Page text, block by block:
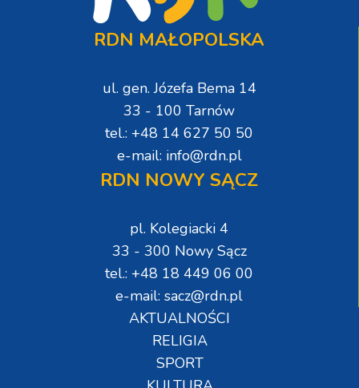
RDN MAŁOPOLSKA
ul. gen. Józefa Bema 14
33 - 100 Tarnów
tel.: +48 14 627 50 50
e-mail: info@rdn.pl
RDN NOWY SĄCZ
pl. Kolegiacki 4
33 - 300 Nowy Sącz
tel.: +48 18 449 06 00
e-mail: sacz@rdn.pl
AKTUALNOŚCI
RELIGIA
SPORT